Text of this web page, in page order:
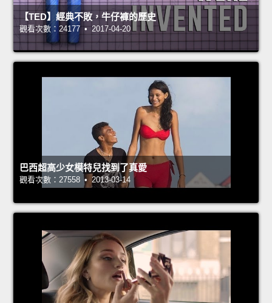
【TED】經典不敗，牛仔褲的歷史
觀看次數：24177 • 2017-04-20
巴西超高少女模特兒找到了真愛
觀看次數：27558 • 2013-03-14